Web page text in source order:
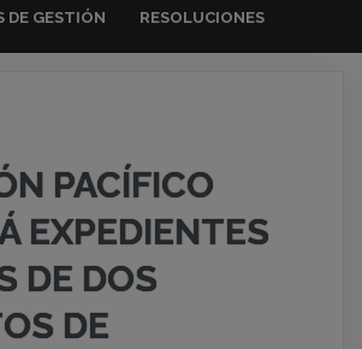
DE GESTIÓN RESOLUCIONES
PACÍFICO
EXPEDIENTES
DE DOS
DE